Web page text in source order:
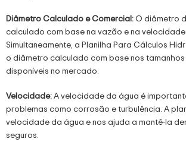
Diâmetro Calculado e Comercial:O diâmetro
calculado com base na vazão e na
Simultaneamente, a Planilha Para Cálculos
o diâmetro calculado com base nos
disponíveis no mercado.
Velocidade:A velocidade da água é
problemas como corrosão e turbulência. A
velocidade da água e nos ajuda a mantê-la
seguros.